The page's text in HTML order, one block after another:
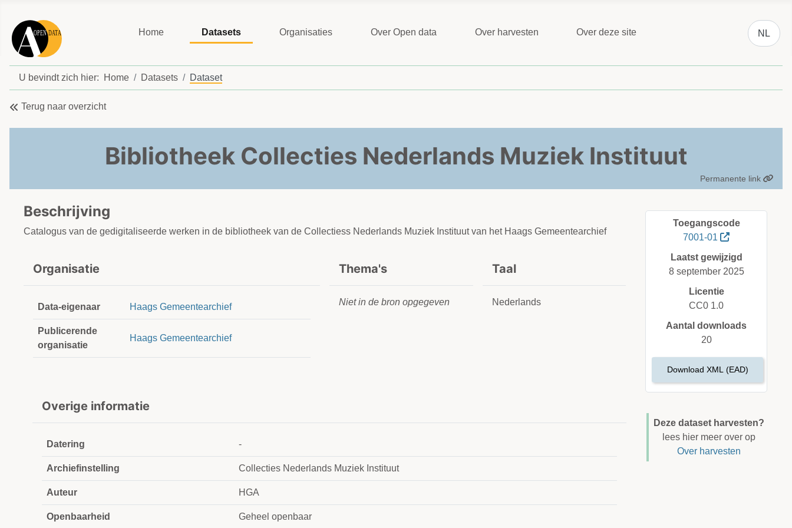
Home Datasets Organisaties Over Open data Over harvesten Over deze site
Selecteer
NL
U bevindt zich hier: Home Datasets Dataset
Terug naar overzicht
Bibliotheek Collecties Nederlands Muziek Instituut
Permanente link
Beschrijving
Catalogus van de gedigitaliseerde werken in de bibliotheek van de Collectiess Nederlands Muziek Instituut van het Haags Gemeentearchief
Organisatie
Data-eigenaar Haags Gemeentearchief
Publicerende
organisatie
Haags Gemeentearchief
Thema's
Niet in de bron opgegeven
Taal
Nederlands
Overige informatie
Datering -
Archiefinstelling Collecties Nederlands Muziek Instituut
Auteur HGA
Openbaarheid Geheel openbaar
Toegangscode
7001-01
Laatst gewijzigd
8 september 2025
Licentie
CC0 1.0
Aantal downloads
20
Download XML (EAD)
Deze dataset harvesten?
lees hier meer over op
Over harvesten